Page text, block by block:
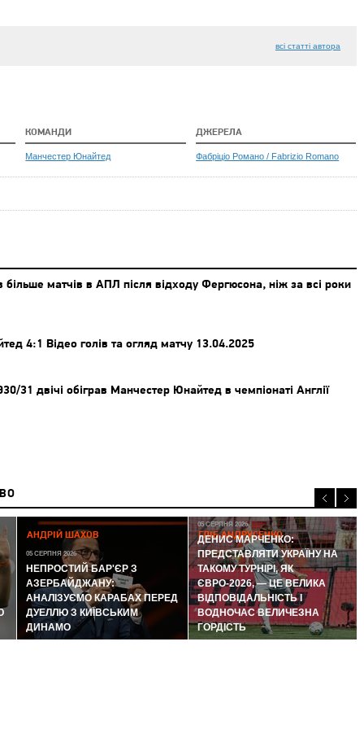
всі статті автора
КОМАНДИ
Манчестер Юнайтед
ДЖЕРЕЛА
Фабріціо Романо / Fabrizio Romano
матчів в АПЛ після відходу Фергюсона, ніж за всі роки
4:1 Відео голів та огляд матчу 13.04.2025
31 двічі обіграв Манчестер Юнайтед в чемпіонаті Англії
АНДРІЙ ШАХОВ
05 СЕРПНЯ 2026
НЕПРОСТИЙ БАР'ЄР З
АЗЕРБАЙДЖАНУ:
АНАЛІЗУЄМО КАРАБАХ ПЕРЕД
ДУЕЛЛЮ З КИЇВСЬКИМ
ДИНАМО
ГЛІБ АНДРУСЕНКО
05 СЕРПНЯ 2026
ДЕНИС МАРЧЕНКО:
ПРЕДСТАВЛЯТИ УКРАЇНУ НА
ТАКОМУ ТУРНІРІ, ЯК
ЄВРО-2026, — ЦЕ ВЕЛИКА
ВІДПОВІДАЛЬНІСТЬ І
ВОДНОЧАС ВЕЛИЧЕЗНА
ГОРДІСТЬ